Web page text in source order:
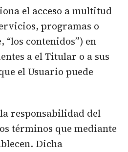
el acceso a multitud
programas o
“los contenidos”) en
a el Titular o a sus
el Usuario puede
responsabilidad del
términos que mediante
Dicha